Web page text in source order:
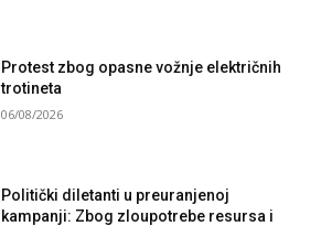
Protest zbog opasne vožnje električnih
trotineta
06/08/2026
Politički diletanti u preuranjenoj
kampanji: Zbog zloupotrebe resursa i